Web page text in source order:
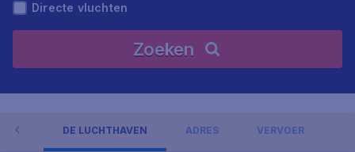
Directe vluchten
Zoeken
DE LUCHTHAVEN ADRES VERVOER